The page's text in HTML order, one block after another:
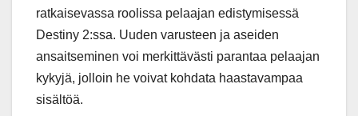
ratkaisevassa roolissa pelaajan edistymisessä
Destiny 2:ssa. Uuden varusteen ja aseiden
ansaitseminen voi merkittävästi parantaa pelaajan
kykyjä, jolloin he voivat kohdata haastavampaa
sisältöä.